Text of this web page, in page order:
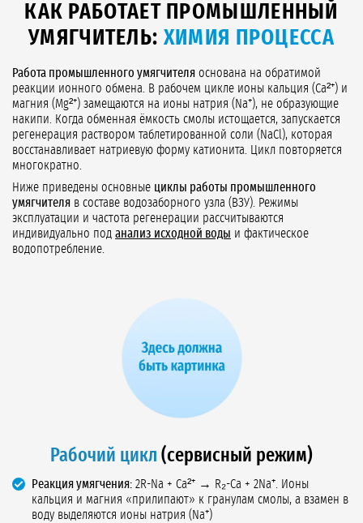
КАК РАБОТАЕТ ПРОМЫШЛЕННЫЙ
УМЯГЧИТЕЛЬ: ХИМИЯ ПРОЦЕССА
Работа промышленного умягчителя основана на обратимой
реакции ионного обмена. В рабочем цикле ионы кальция (Ca²⁺) и
магния (Mg²⁺) замещаются на ионы натрия (Na⁺), не образующие
накипи. Когда обменная ёмкость смолы истощается, запускается
регенерация раствором таблетированной соли (NaCl), которая
восстанавливает натриевую форму катионита. Цикл повторяется
многократно.
Ниже приведены основные циклы работы промышленного
умягчителя в составе водозаборного узла (ВЗУ). Режимы
эксплуатации и частота регенерации рассчитываются
индивидуально под анализ исходной воды и фактическое
водопотребление.
Рабочий цикл (сервисный режим)
Реакция умягчения: 2R-Na + Ca²⁺ → R₂-Ca + 2Na⁺. Ионы
кальция и магния «прилипают» к гранулам смолы, а взамен в
воду выделяются ионы натрия (Na⁺)